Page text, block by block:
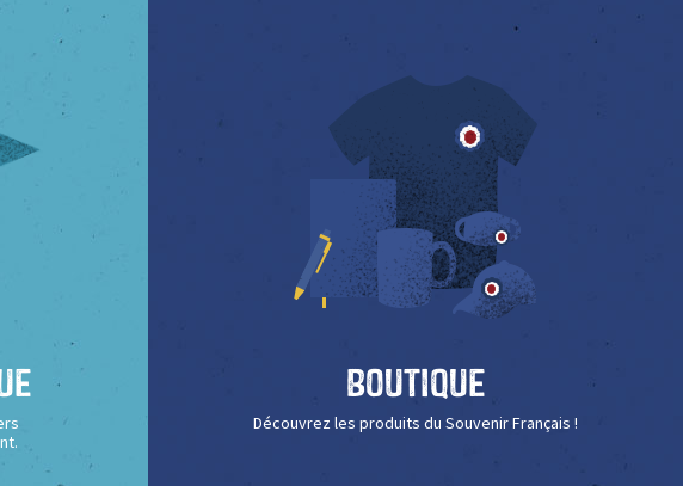
Boutique
Découvrez les produits du Souvenir Français !